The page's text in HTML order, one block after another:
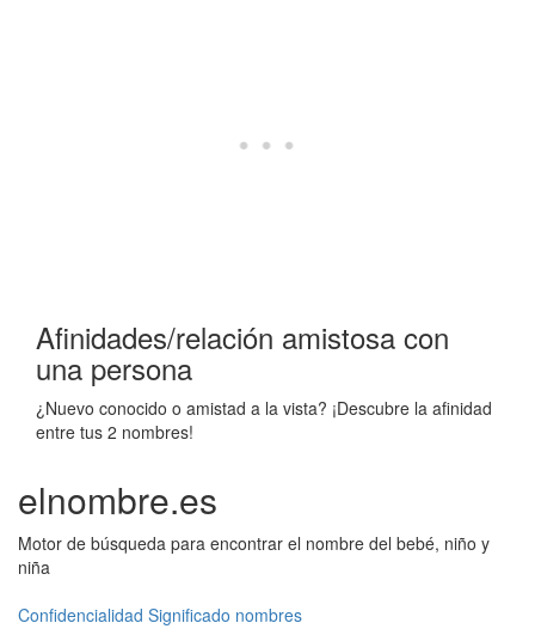
Afinidades/relación amistosa con
una persona
¿Nuevo conocido o amistad a la vista? ¡Descubre la afinidad
entre tus 2 nombres!
elnombre.es
Motor de búsqueda para encontrar el nombre del bebé, niño y
niña
Confidencialidad Significado nombres